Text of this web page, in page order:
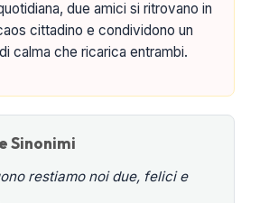
due amici si ritrovano in
cittadino e condividono un
calma che ricarica entrambi.
Sinonimi
restiamo noi due, felici e